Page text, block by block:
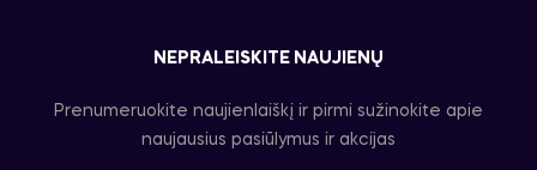
NEPRALEISKITE NAUJIENŲ
Prenumeruokite naujienlaiškį ir pirmi sužinokite apie
naujausius pasiūlymus ir akcijas